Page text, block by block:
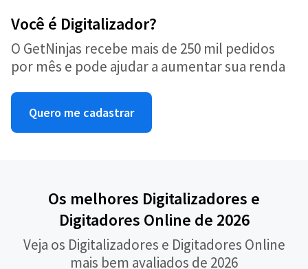
Você é Digitalizador?
O GetNinjas recebe mais de 250 mil pedidos
por mês e pode ajudar a aumentar sua renda
Quero me cadastrar
Os melhores Digitalizadores e
Digitadores Online de 2026
Veja os Digitalizadores e Digitadores Online
mais bem avaliados de 2026